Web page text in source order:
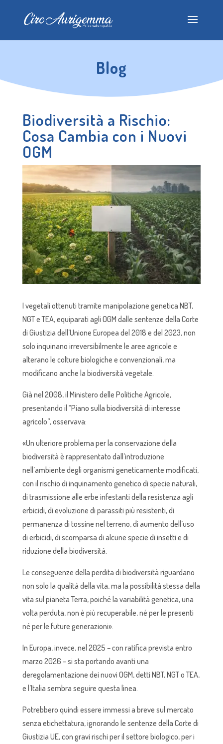
Blog
Biodiversità a Rischio:
Cosa Cambia con i Nuovi
OGM
I vegetali ottenuti tramite manipolazione genetica NBT,
NGT e TEA, equiparati agli OGM dalle sentenze della Corte
di Giustizia dell’Unione Europea del 2018 e del 2023, non
solo inquinano irreversibilmente le aree agricole e
alterano le colture biologiche e convenzionali, ma
modificano anche la biodiversità vegetale.
Già nel 2008, il Ministero delle Politiche Agricole,
presentando il “Piano sulla biodiversità di interesse
agricolo”, osservava:
«Un ulteriore problema per la conservazione della
biodiversità è rappresentato dall’introduzione
nell’ambiente degli organismi geneticamente modificati,
con il rischio di inquinamento genetico di specie naturali,
di trasmissione alle erbe infestanti della resistenza agli
erbicidi, di evoluzione di parassiti più resistenti, di
permanenza di tossine nel terreno, di aumento dell’uso
di erbicidi, di scomparsa di alcune specie di insetti e di
riduzione della biodiversità.
Le conseguenze della perdita di biodiversità riguardano
non solo la qualità della vita, ma la possibilità stessa della
vita sul pianeta Terra, poiché la variabilità genetica, una
volta perduta, non è più recuperabile, né per le presenti
né per le future generazioni».
In Europa, invece, nel 2025 – con ratifica prevista entro
marzo 2026 – si sta portando avanti una
deregolamentazione dei nuovi OGM, detti NBT, NGT o TEA,
e l’Italia sembra seguire questa linea.
Potrebbero quindi essere immessi a breve sul mercato
senza etichettatura, ignorando le sentenze della Corte di
Giustizia UE, con gravi rischi per il settore biologico, per i